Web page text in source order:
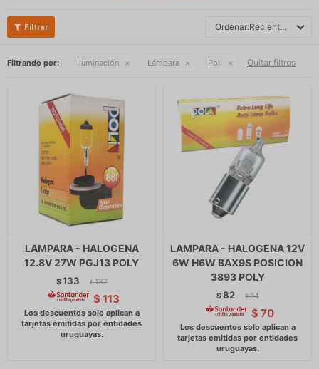
Recientes
Filtrando por: Iluminación Lámpara Poli Quitar filtros
LAMPARA - HALOGENA
12.8V 27W PGJ13 POLY
$133 $ 137
$ 113
LAMPARA - HALOGENA 12V
6W H6W BAX9S POSICION
3893 POLY
$82 $ 84
$ 70